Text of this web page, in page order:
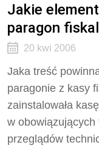
Jakie
paragon
20 kwi 2006
Jaka treść
paragonie z kasy
zainstalowała
w
przeglądów